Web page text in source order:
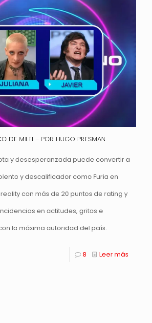
DE MILEI – POR HUGO PRESMAN
y desesperanzada puede convertir a
y descalificador como Furia en
con más de 20 puntos de rating y
en actitudes, gritos e
la máxima autoridad del país.
8 Leer más